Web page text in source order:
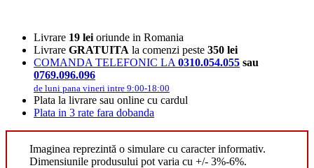
Livrare 19 lei oriunde in Romania
Livrare GRATUITA la comenzi peste 350 lei
COMANDA TELEFONIC LA 0310.054.055 sau
0769.096.096
de luni pana vineri intre 9:00-18:00
Plata la livrare sau online cu cardul
Plata in 3 rate fara dobanda
Imaginea reprezintă o simulare cu caracter informativ.
Dimensiunile produsului pot varia cu +/- 3%-6%.